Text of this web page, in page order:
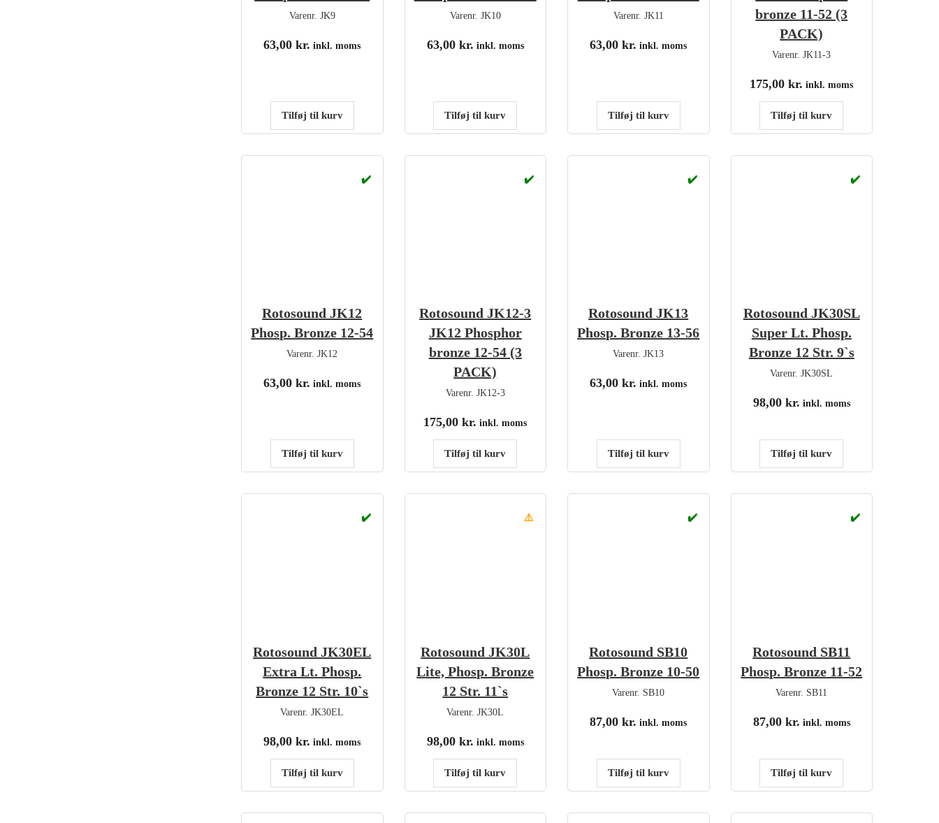
Varenr. JK9
63,00kr. inkl. moms
Tilføj til kurv
Varenr. JK10
63,00 kr. inkl. moms
Tilføj til kurv
Varenr. JK11
63,00kr. inkl. moms
Tilføj til kurv
bronze 11-52 (3
PACK)
Varenr.JK11-3
175,00kr. inkl. moms
Tilføj til kurv
✔️
Rotosound JK12
Phosp. Bronze 12-54
Varenr.JK12
63,00kr. inkl. moms
Tilføj til kurv
✔️
Rotosound JK12-3
JK12 Phosphor
bronze 12-54 (3
PACK)
Varenr. JK12-3
175,00kr. inkl. moms
Tilføj til kurv
✔️
Rotosound JK13
Phosp. Bronze 13-56
Varenr.JK13
63,00kr. inkl. moms
Tilføj til kurv
✔️
Rotosound JK30SL
Super Lt. Phosp.
Bronze 12 Str. 9`s
Varenr.JK30SL
98,00 kr. inkl. moms
Tilføj til kurv
✔️
Rotosound JK30EL
Extra Lt. Phosp.
Bronze 12 Str. 10`s
Varenr.JK30EL
98,00kr. inkl. moms
Tilføj til kurv
⚠️
Rotosound JK30L
Lite, Phosp. Bronze
12 Str. 11`s
Varenr.JK30L
98,00 kr. inkl. moms
Tilføj til kurv
✔️
Rotosound SB10
Phosp. Bronze 10-50
Varenr. SB10
87,00kr. inkl. moms
Tilføj til kurv
✔️
Rotosound SB11
Phosp. Bronze 11-52
Varenr. SB11
87,00 kr. inkl. moms
Tilføj til kurv